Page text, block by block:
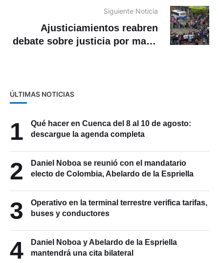
Siguiente Noticia
Ajusticiamientos reabren
debate sobre justicia por mano
ÚLTIMAS NOTICIAS
1
Qué hacer en Cuenca del 8 al 10 de agosto:
descargue la agenda completa
2
Daniel Noboa se reunió con el mandatario
electo de Colombia, Abelardo de la Espriella
3
Operativo en la terminal terrestre verifica tarifas,
buses y conductores
4
Daniel Noboa y Abelardo de la Espriella
mantendrá una cita bilateral